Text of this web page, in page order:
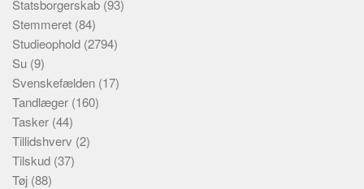
Statsborgerskab (93)
Stemmeret (84)
Studieophold (2794)
Su (9)
Svenskefælden (17)
Tandlæger (160)
Tasker (44)
Tillidshverv (2)
Tilskud (37)
Tøj (88)